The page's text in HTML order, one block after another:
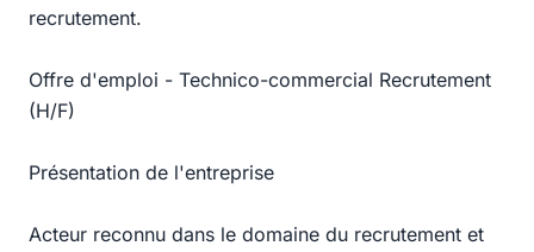
recrutement.
Offre d'emploi - Technico-commercial Recrutement
(H/F)
Présentation de l'entreprise
Acteur reconnu dans le domaine du recrutement et